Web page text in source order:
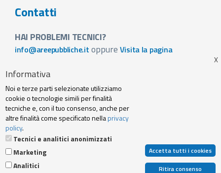
Contatti
HAI PROBLEMI TECNICI?
info@areepubbliche.it oppure Visita la pagina
Visita la pagina
Footer
menu
Web agency Privacy policy e cookie
Termini Servizio
© 2019 Archibuzz Srl - Tutti i diritti riservati | P. IVA e C. Fiscale: 10707250014 |
N.REA: TO-1155316 | Capitale Sociale 20.000,00 € I.V.
Informativa
Noi e terze parti selezionate utilizziamo
cookie o tecnologie simili per finalità
tecniche e, con il tuo consenso, anche per
altre finalità come specificato nellaprivacy
policy.
Tecnici e analitici anonimizzati
Marketing
Analitici
Accetta tutti i cookies
Ritira consenso